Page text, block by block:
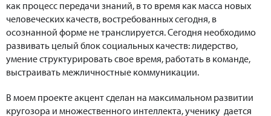
как процесс передачи знаний, в то время как масса новых
человеческих качеств, востребованных сегодня, в
осознанной форме не транслируется. Сегодня необходимо
развивать целый блок социальных качеств: лидерство,
умение структурировать свое время, работать в команде,
выстраивать межличностные коммуникации.
В моем проекте акцент сделан на максимальном развитии
кругозора и множественного интеллекта, ученику дается